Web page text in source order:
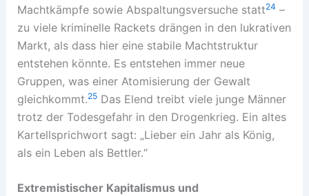
Machtkämpfe sowie Abspaltungsversuche statt24 –
zu viele kriminelle Rackets drängen in den lukrativen
Markt, als dass hier eine stabile Machtstruktur
entstehen könnte. Es entstehen immer neue
Gruppen, was einer Atomisierung der Gewalt
gleichkommt.25Das Elend treibt viele junge Männer
trotz der Todesgefahr in den Drogenkrieg. Ein altes
Kartellsprichwort sagt: „Lieber ein Jahr als König,
als ein Leben als Bettler.“
Extremistischer Kapitalismus und